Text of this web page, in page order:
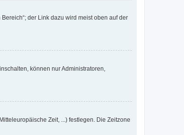
der Link dazu wird meist oben auf der
können nur Administratoren,
Zeit, ...) festlegen. Die Zeitzone